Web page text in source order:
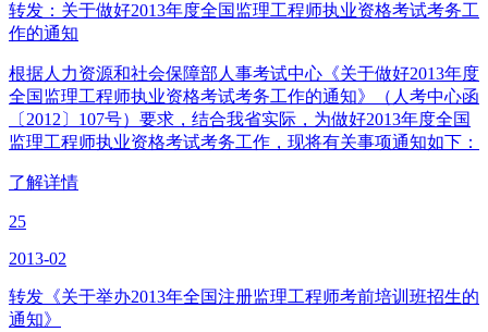
转发：关于做好2013年度全国监理工程师执业资格考试考务工
作的通知
根据人力资源和社会保障部人事考试中心《关于做好2013年度
全国监理工程师执业资格考试考务工作的通知》（人考中心函
〔2012〕107号）要求，结合我省实际，为做好2013年度全国
监理工程师执业资格考试考务工作，现将有关事项通知如下：
了解详情
25
2013-02
转发《关于举办2013年全国注册监理工程师考前培训班招生的
通知》